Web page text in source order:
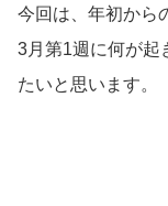
今回は、年初から
3月第1週に何が起
たいと思います。